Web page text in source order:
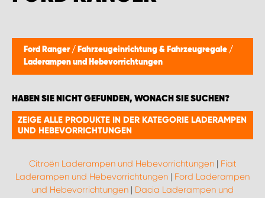
Ford Ranger / Fahrzeugeinrichtung & Fahrzeugregale /
Laderampen und Hebevorrichtungen
HABEN SIE NICHT GEFUNDEN, WONACH SIE SUCHEN?
ZEIGE ALLE PRODUKTE IN DER KATEGORIE LADERAMPEN
UND HEBEVORRICHTUNGEN
Citroën Laderampen und Hebevorrichtungen| Fiat
Laderampen und Hebevorrichtungen | Ford Laderampen
und Hebevorrichtungen| Dacia Laderampen und
WORK SYSTEM BRÜSSEL
WORK SYSTEM LIMBURG-KEMPEN
WORK SYSTEM WORK SYSTEM BRÜGGE